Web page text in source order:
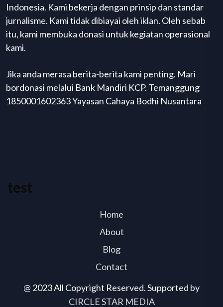
Indonesia. Kami bekerja dengan prinsip dan standar
jurnalisme. Kami tidak dibiayai oleh iklan. Oleh sebab
itu, kami membuka donasi untuk kegiatan operasional
kami.
Jika anda merasa berita-berita kami penting. Mari
bordonasi melalui Bank Mandiri KCP. Temanggung
1850001602363 Yayasan Cahaya Bodhi Nusantara
@ 2023 All Copyright Reserved. Supported by
CIRCLE STAR MEDIA
test
Home
About
Blog
Contact